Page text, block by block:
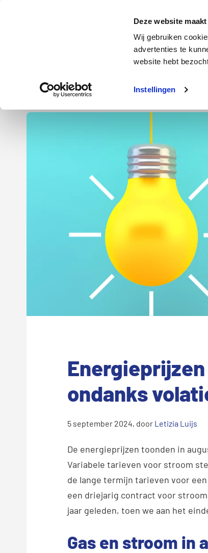
Deze website
Wij gebruiken
advertenties te
website hebt
Instellingen
Energie
Energie
ondanks
5 september 2024, door Letizia Luijs
De energieprijzen toonden in
Variabele tarieven voor stroom
de lange termijn tarieven voor
een driejarig contract voor
jaar geleden, toen we aan het
Gas en stroom in